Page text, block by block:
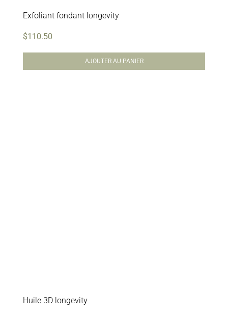
Exfoliant fondant longevity
$110.50
AJOUTER AU PANIER
Huile 3D longevity